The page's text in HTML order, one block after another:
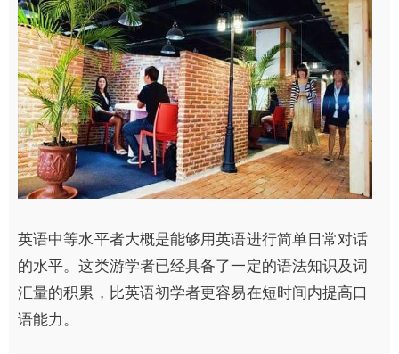
英语中等水平者大概是能够用英语进行简单日常对话
的水平。这类游学者已经具备了一定的语法知识及词
汇量的积累，比英语初学者更容易在短时间内提高口
语能力。